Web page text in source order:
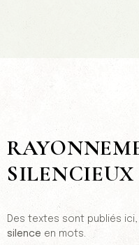
SILENCIEUX
Des textes sont publiés
silence en mots.